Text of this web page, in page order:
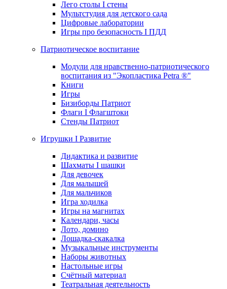
Лего столы I стены
Мультстудия для детского сада
Цифровые лаборатории
Игры про безопасность I ПДД
Патриотическое воспитание
Модули для нравственно-патриотического
воспитания из "Экопластика Petra ®"
Книги
Игры
Бизиборды Патриот
Флаги I Флагштоки
Стенды Патриот
Игрушки I Развитие
Дидактика и развитие
Шахматы I шашки
Для девочек
Для малышей
Для мальчиков
Игра ходилка
Игры на магнитах
Календари, часы
Лото, домино
Лошадка-скакалка
Музыкальные инструменты
Наборы животных
Настольные игры
Счётный материал
Театральная деятельность